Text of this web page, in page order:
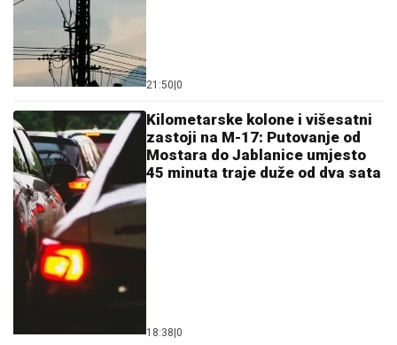
21:50 0
Kilometarske kolone i višesatni
zastoji na M-17: Putovanje od
Mostara do Jablanice umjesto
45 minuta traje duže od dva sata
18:38 0